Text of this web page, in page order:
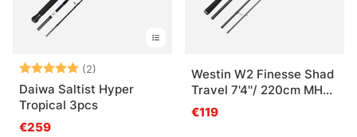
Arvio: (2)
5.0 5:sta tähdestä
Daiwa Saltist Hyper
Tropical 3pcs
€259
Westin W2 Finesse Shad
Travel 7'4''/ 220cm MH
10-28G 4Sec
€119